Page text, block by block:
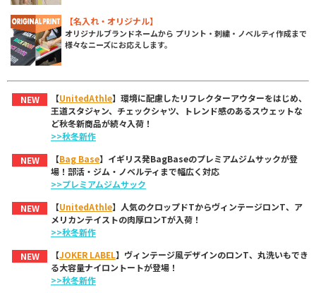
【名入れ・オリジナル】
オリジナルブランドネームから プリント・刺繍・ノベルティ作成まで
様々なニーズにお応えします。
NEW 【UnitedAthle】環境に配慮したリフレクターアウターをはじめ、
王道スタジャン、チェックシャツ、トレンド感のあるスウェットな
ど秋冬新商品が続々入荷！
>>秋冬新作
NEW
【Bag Base】イギリス発BagBaseのプレミアムジムサックが登
場！部活・ジム・ノベルティまで幅広く対応
>>プレミアムジムサック
NEW
【UnitedAthle】人気のクロップドTからヴィンテージロンT、ア
メリカンテイストの肉厚ロンTが入荷！
>>秋冬新作
NEW
【JOKER LABEL】ヴィンテージ風デザインのロンT、丸洗いもでき
る大容量ナイロントートが登場！
>>秋冬新作